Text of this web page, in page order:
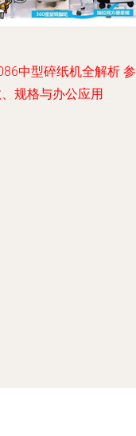
中型碎纸机全解析 参
规格与办公应用